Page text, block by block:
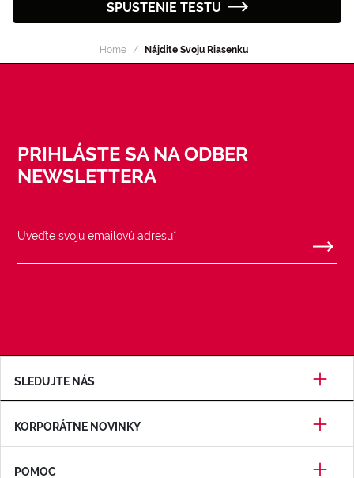
SPUSTENIE TESTU
Home Nájdite Svoju Riasenku
PRIHLÁSTE SA NA ODBER
NEWSLETTERA
SLEDUJTE NÁS
KORPORÁTNE NOVINKY
POMOC